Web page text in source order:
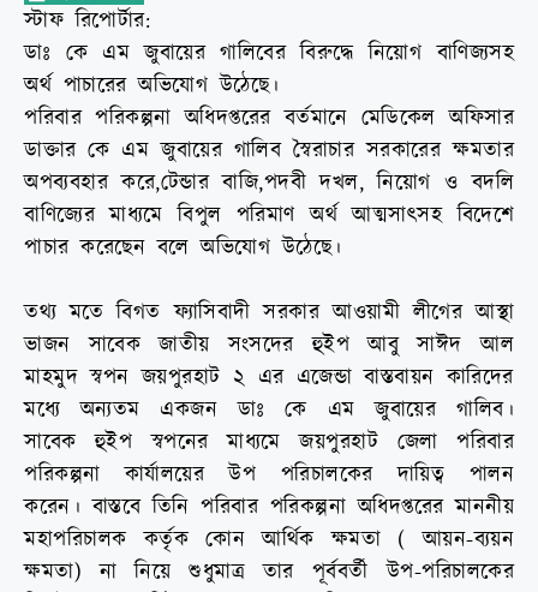
স্টাফ রিপোর্টার:
ডাঃ কে এম জুবায়ের গালিবের বিরুদ্ধে নিয়োগ বাণিজ্যসহ
অর্থ পাচারের অভিযোগ উঠেছে।
পরিবার পরিকল্পনা অধিদপ্তরের বর্তমানে মেডিকেল অফিসার
ডাক্তার কে এম জুবায়ের গালিব স্বৈরাচার সরকারের ক্ষমতার
অপব্যবহার করে,টেন্ডার বাজি,পদবী দখল, নিয়োগ ও বদলি
বাণিজ্যের মাধ্যমে বিপুল পরিমাণ অর্থ আত্মসাৎসহ বিদেশে
পাচার করেছেন বলে অভিযোগ উঠেছে।
তথ্য মতে বিগত ফ্যাসিবাদী সরকার আওয়ামী লীগের আস্থা
ভাজন সাবেক জাতীয় সংসদের হুইপ আবু সাঈদ আল
মাহমুদ স্বপন জয়পুরহাট ২ এর এজেন্ডা বাস্তবায়ন কারিদের
মধ্যে অন্যতম একজন ডাঃ কে এম জুবায়ের গালিব।
সাবেক হুইপ স্বপনের মাধ্যমে জয়পুরহাট জেলা পরিবার
পরিকল্পনা কার্যালয়ের উপ পরিচালকের দায়িত্ব পালন
করেন। বাস্তবে তিনি পরিবার পরিকল্পনা অধিদপ্তরের মাননীয়
মহাপরিচালক কর্তৃক কোন আর্থিক ক্ষমতা ( আয়ন-ব্যয়ন
ক্ষমতা) না নিয়ে শুধুমাত্র তার পূর্ববর্তী উপ-পরিচালকের